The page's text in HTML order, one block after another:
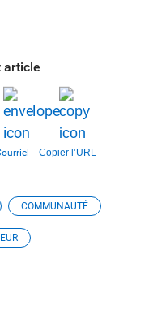
article
Copier l’URL
COMMUNAUTÉ